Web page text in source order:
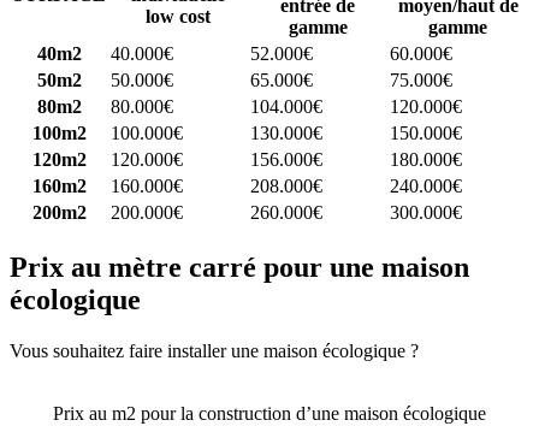
low cost
entrée de
gamme
moyen/haut de
gamme
40m2
40.000€ 52.000€
60.000€
50m2
50.000€ 65.000€
75.000€
80m2
80.000€ 104.000€
120.000€
100m2
100.000€ 130.000€
150.000€
120m2
120.000€ 156.000€
180.000€
160m2
160.000€ 208.000€
240.000€
200m2
200.000€ 260.000€ 300.000€
Prix au mètre carré pour une maison
écologique
Vous souhaitez faire installer une maison écologique ?
Prix au m2 pour la construction d’une maison écologique